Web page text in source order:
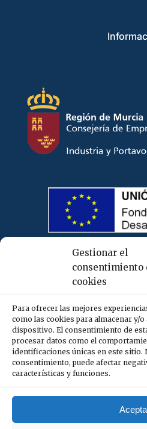
Gestionar el
consentimiento
cookies
Para ofrecer las mejores
como las cookies para almacenar y/
dispositivo. El consentimiento de
procesar datos como el
identificaciones únicas en este
consentimiento, puede afectar
características y funciones.